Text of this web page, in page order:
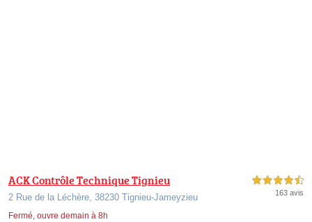
ACK Contrôle Technique Tignieu
2 Rue de la Léchère, 38230 Tignieu-Jameyzieu
Fermé, ouvre demain à 8h
4,5 étoiles sur 5
163 avis